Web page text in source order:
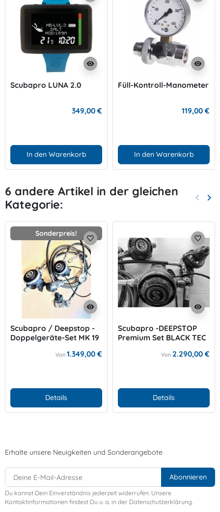
visibility
Scubapro LUNA 2.0
349,00 €
In den Warenkorb
visibility
Füll-Kontroll-Manometer
119,00 €
In den Warenkorb
6 andere Artikel in der gleichen
Kategorie:
Zurück
keyboard_arrow_left keyboard_arrow_right
Sonderpreis!
visibility
favorite_border
Scubapro / Deepstop -
Doppelgeräte-Set MK 19
Von 1.349,00 €
Details
visibility
favorite_border
Scubapro -DEEPSTOP
Premium Set BLACK TEC
Von 2.290,00 €
Details
Erhalte unsere Neuigkeiten und Sonderangebote
Du kannst Dein Einverständnis jederzeit widerrufen. Unsere
Kontaktinformationen findest Du u. a. in der Datenschutzerklärung.